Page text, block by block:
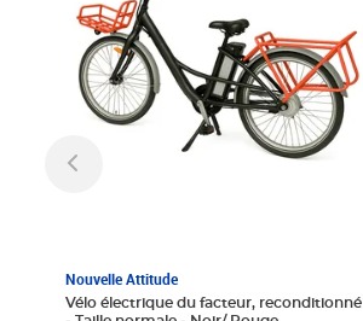
Nouvelle Attitude
Vélo électrique du facteur, reconditionné